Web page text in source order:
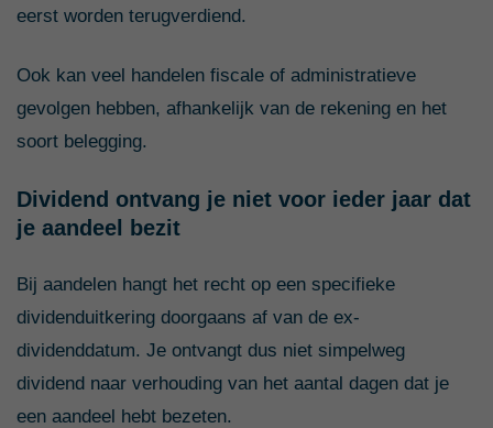
eerst worden terugverdiend.
Ook kan veel handelen fiscale of administratieve
gevolgen hebben, afhankelijk van de rekening en het
soort belegging.
Dividend ontvang je niet voor ieder jaar dat
je aandeel bezit
Bij aandelen hangt het recht op een specifieke
dividenduitkering doorgaans af van de ex-
dividenddatum. Je ontvangt dus niet simpelweg
dividend naar verhouding van het aantal dagen dat je
een aandeel hebt bezeten.